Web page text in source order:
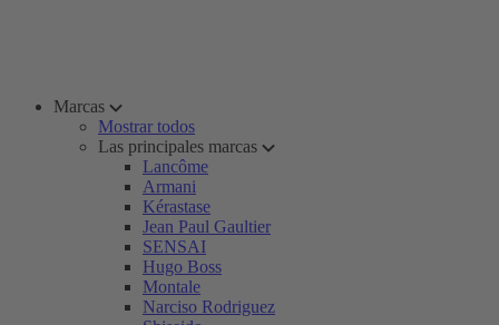
Marcas
Mostrar todos
Las principales marcas
Lancôme
Armani
Kérastase
Jean Paul Gaultier
SENSAI
Hugo Boss
Montale
Narciso Rodriguez